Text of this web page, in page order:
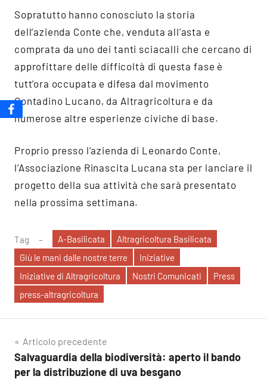
Sopratutto hanno conosciuto la storia
dell’azienda Conte che, venduta all’asta e
comprata da uno dei tanti sciacalli che cercano di
approfittare delle difficoltà di questa fase è
tutt’ora occupata e difesa dal movimento
Contadino Lucano, da Altragricoltura e da
numerose altre esperienze civiche di base.
Proprio presso l’azienda di Leonardo Conte,
l’Associazione Rinascita Lucana sta per lanciare il
progetto della sua attività che sarà presentato
nella prossima settimana.
Tag A-Basilicata
Altragricoltura Basilicata
Giù le mani dalle nostre terre
Iniziative
Iniziative di Altragricoltura
Nostri Comunicati
Press
press-altragricoltura
Navigazione
articoli
Articolo precedente
Salvaguardia della biodiversità: aperto il bando
per la distribuzione di uva besgano